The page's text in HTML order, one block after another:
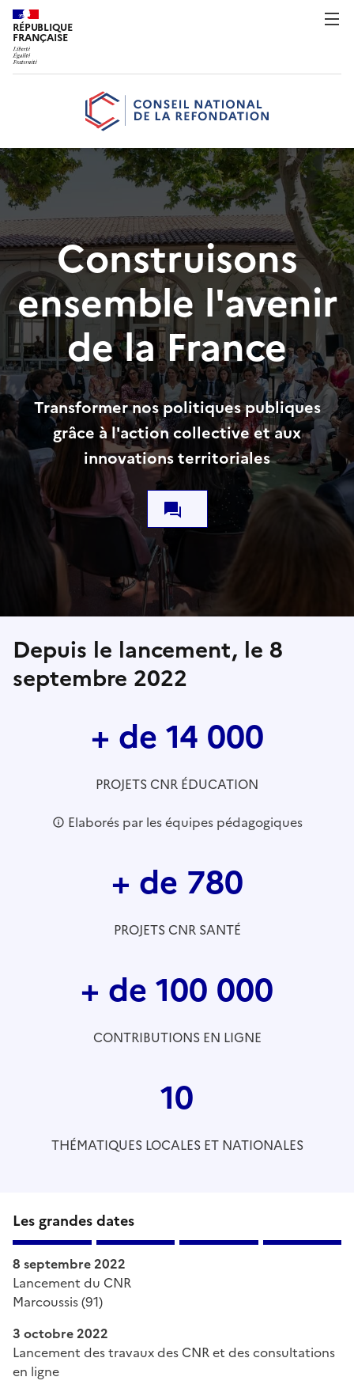
RÉPUBLIQUE
FRANÇAISE
Construisons
ensemble l'avenir
de la France
Transformer nos politiques publiques
grâce à l'action collective et aux
innovations territoriales
Depuis le lancement, le 8
septembre 2022
+ de 14 000
PROJETS CNR ÉDUCATION
Elaborés par les équipes pédagogiques
+ de 780
PROJETS CNR SANTÉ
+ de 100 000
CONTRIBUTIONS EN LIGNE
10
THÉMATIQUES LOCALES ET NATIONALES
Les grandes dates
8 septembre 2022
Lancement du CNR
Marcoussis (91)
3 octobre 2022
Lancement des travaux des CNR et des consultations
en ligne